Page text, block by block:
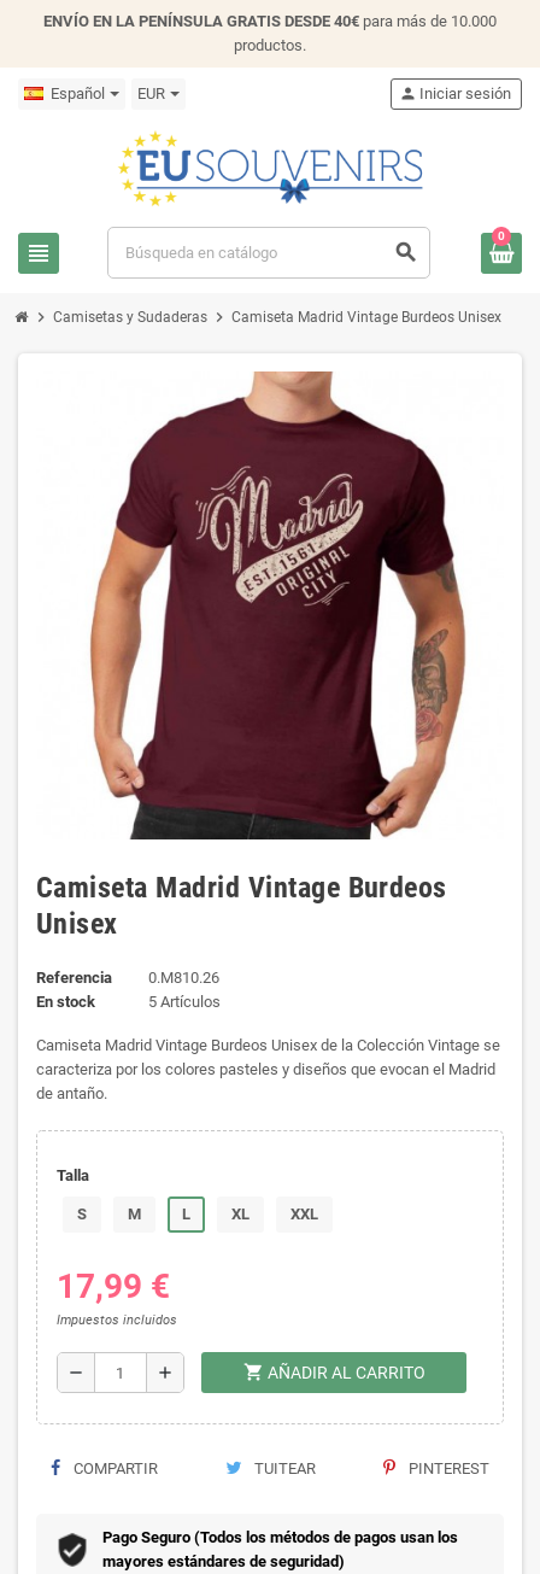
ENVÍO EN LA PENÍNSULA GRATIS DESDE 40€ para más de 10.000
productos.
Español EUR
view_headline search
person Iniciar sesión
0
chevron_right Camisetas y Sudaderas chevron_right Camiseta Madrid Vintage Burdeos Unisex
Camiseta Madrid Vintage Burdeos
Unisex
Referencia
0.M810.26
En stock
5 Artículos
Camiseta Madrid Vintage Burdeos Unisex de la Colección Vintage se
caracteriza por los colores pasteles y diseños que evocan el Madrid
de antaño.
Talla
S M L XL XXL
17,99 €
Impuestos incluidos
remove add shopping_cart AÑADIR AL CARRITO
COMPARTIR TUITEAR PINTEREST
Pago Seguro (Todos los métodos de pagos usan los
mayores estándares de seguridad)